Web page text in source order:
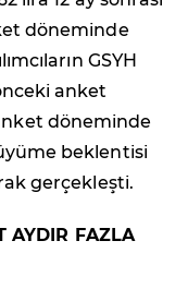
döneminde
GSYH
anket
döneminde
beklentisi
gerçekleşti.
AYDIR FAZLA